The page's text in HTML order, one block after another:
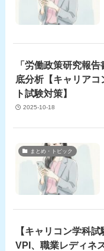
「労働政策研究報
底分析【キャリアコ
ト試験対策】
2025-10-18
まとめ・トピック
【キャリコン学科試
VPI、職業レディネ